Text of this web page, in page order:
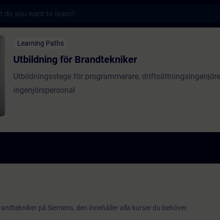
Brandtekniker - Training - Training -
Learning Paths
Utbildning för Brandtekniker
Utbildningsstege för programmerare,
ingenjörspersonal
på Siemens, den innehåller alla kurser du behöver.